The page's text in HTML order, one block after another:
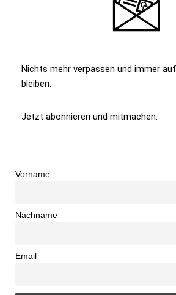
Nichts mehr verpassen und immer
bleiben.
Jetzt abonnieren und mitmachen.
Vorname
Nachname
Email